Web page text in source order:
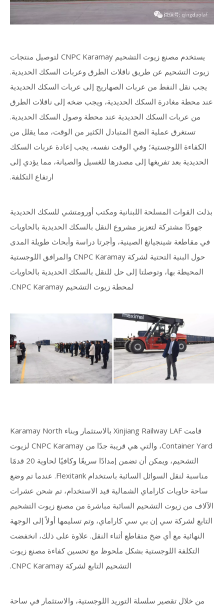
يستخدم مصنع زيوت التشحيم CNPC Karamay لتوصيل منتجات
زيوت التشحيم عن طريق ناقلات الطرق وعربات السكك الحديدية.
يجب نقل النفط من عربات الصهاريج إلى عربات السكك الحديدية
عند محطة مغادرة السكك الحديدية، ويجب ضخه إلى ناقلات الطرق
من عربات السكك الحديدية عند محطة وصول السكك الحديدية.
تستغرق عملية الضخ المتبادل الكثير من الوقت، مما يقلل من
الكفاءة اللوجستية؛ وفي الوقت نفسه، يجب إعادة عربات السكك
الحديدية بعد تفريغها إلى مصدرها للغسيل والصيانة، مما يؤدي إلى
ارتفاع التكلفة.
بذلت القوات المسلحة اللبنانية ومكتب أورومتشي للسكك الحديدية
جهودًا مشتركة لتعزيز مشروع النقل بالسكك الحديدية بالحاويات
في مقاطعة شينجيانغ الصينية، وأجرتا دراسة وأبحاث طويلة المدى
حول البنية التحتية لشركة CNPC Karamay والمرافق اللوجستية
المحيطة بها، وتوصلتا إلى حل للنقل بالسكك الحديدية بالحاويات
لمحطة زيوت التشحيم CNPC Karamay.
قامت Xinjiang Railway LAF بالاستثمار وبناء Karamay North
Container Yard، والتي هي قريبة جدًا من CNPC Karamay لزيوت
التشحيم، ويمكن أن تضمن إمدادًا سريعًا وكافيًا لحاوية 20 قدمًا
مناسبة لنقل السوائل السائبة باستخدام Flexitank. عندما تم وضع
ساحة حاويات كاراماي الشمالية قيد الاستخدام، تم شحن عشرات
الآلاف من زيوت التشحيم السائبة مباشرة من مصنع زيوت التشحيم
التابع لشركة سي إن بي سي كاراماي، وتم تسليمها أولاً إلى الوجهة
النهائية مع أي ضخ متقاطع أثناء النقل. علاوة على ذلك، انخفضت
التكلفة اللوجستية بشكل ملحوظ مع تحسين كفاءة مصنع زيوت
التشحيم التابع لشركة CNPC Karamay.
من خلال تقصير سلسلة التوريد اللوجستية، والاستثمار في ساحة